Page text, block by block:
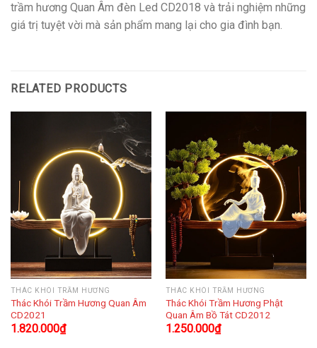
trầm hương Quan Âm đèn Led CD2018 và trải nghiệm những
giá trị tuyệt vời mà sản phẩm mang lại cho gia đình bạn.
RELATED PRODUCTS
THÁC KHÓI TRẦM HƯƠNG
Thác Khói Trầm Hương Quan Âm
CD2021
1.820.000₫
THÁC KHÓI TRẦM HƯƠNG
Thác Khói Trầm Hương Phật
Quan Âm Bồ Tát CD2012
1.250.000₫